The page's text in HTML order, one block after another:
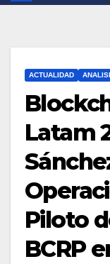
ACTUALIDAD
Latam
Piloto
BCRP